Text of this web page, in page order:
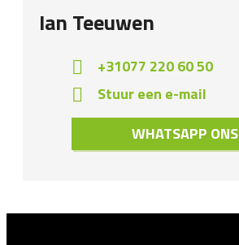
Ian Teeuwen
+31077 220 60 50
Stuur een e-mail
WHATSAPP ONS